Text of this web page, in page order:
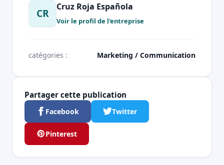
CR Cruz Roja Española
Voir le profil de l'entreprise
catégories : Marketing / Communication
Partager cette publication
Facebook Twitter
Pinterest